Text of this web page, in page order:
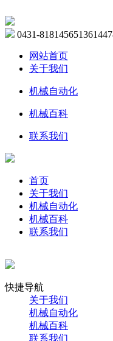
0431-81814565
网站首页
关于我们
机械自动化
机械百科
联系我们
首页
关于我们
机械自动化
机械百科
联系我们
快捷导航
关于我们
机械自动化
机械百科
联系我们